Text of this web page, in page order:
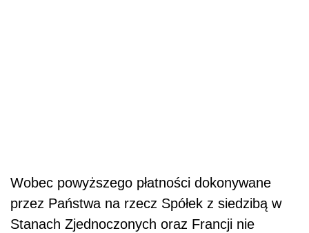
Wobec powyższego płatności dokonywane
przez Państwa na rzecz Spółek z siedzibą w
Stanach Zjednoczonych oraz Francji nie